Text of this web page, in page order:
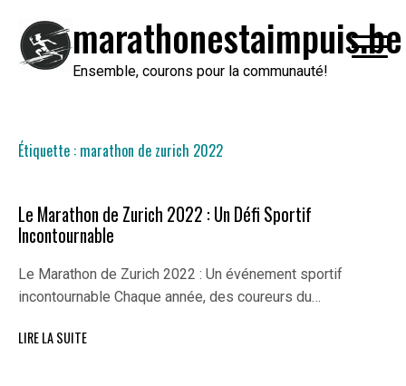
contenu
marathonestaimpuis.be
Ensemble, courons pour la communauté!
Étiquette : marathon de zurich 2022
Le Marathon de Zurich 2022 : Un Défi Sportif
Incontournable
Le Marathon de Zurich 2022 : Un événement sportif
incontournable Chaque année, des coureurs du…
LIRE LA SUITE